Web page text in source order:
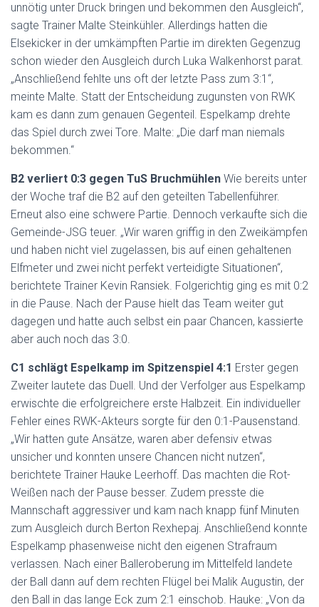
unnötig unter Druck bringen und bekommen den Ausgleich“,
sagte Trainer Malte Steinkühler. Allerdings hatten die
Elsekicker in der umkämpften Partie im direkten Gegenzug
schon wieder den Ausgleich durch Luka Walkenhorst parat.
„Anschließend fehlte uns oft der letzte Pass zum 3:1“,
meinte Malte. Statt der Entscheidung zugunsten von RWK
kam es dann zum genauen Gegenteil. Espelkamp drehte
das Spiel durch zwei Tore. Malte: „Die darf man niemals
bekommen.“
B2 verliert 0:3 gegen TuS Bruchmühlen Wie bereits unter
der Woche traf die B2 auf den geteilten Tabellenführer.
Erneut also eine schwere Partie. Dennoch verkaufte sich die
Gemeinde-JSG teuer. „Wir waren griffig in den Zweikämpfen
und haben nicht viel zugelassen, bis auf einen gehaltenen
Elfmeter und zwei nicht perfekt verteidigte Situationen“,
berichtete Trainer Kevin Ransiek. Folgerichtig ging es mit 0:2
in die Pause. Nach der Pause hielt das Team weiter gut
dagegen und hatte auch selbst ein paar Chancen, kassierte
aber auch noch das 3:0.
C1 schlägt Espelkamp im Spitzenspiel 4:1 Erster gegen
Zweiter lautete das Duell. Und der Verfolger aus Espelkamp
erwischte die erfolgreichere erste Halbzeit. Ein individueller
Fehler eines RWK-Akteurs sorgte für den 0:1-Pausenstand.
„Wir hatten gute Ansätze, waren aber defensiv etwas
unsicher und konnten unsere Chancen nicht nutzen“,
berichtete Trainer Hauke Leerhoff. Das machten die Rot-
Weißen nach der Pause besser. Zudem presste die
Mannschaft aggressiver und kam nach knapp fünf Minuten
zum Ausgleich durch Berton Rexhepaj. Anschließend konnte
Espelkamp phasenweise nicht den eigenen Strafraum
verlassen. Nach einer Balleroberung im Mittelfeld landete
der Ball dann auf dem rechten Flügel bei Malik Augustin, der
den Ball in das lange Eck zum 2:1 einschob. Hauke: „Von da